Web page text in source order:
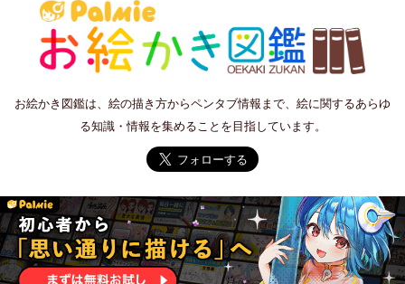
お絵かき図鑑は、絵の描き方からペンタブ情報まで、絵に関するあらゆ
る知識・情報を集めることを目指しています。